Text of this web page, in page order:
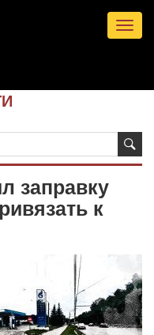
заправку
к